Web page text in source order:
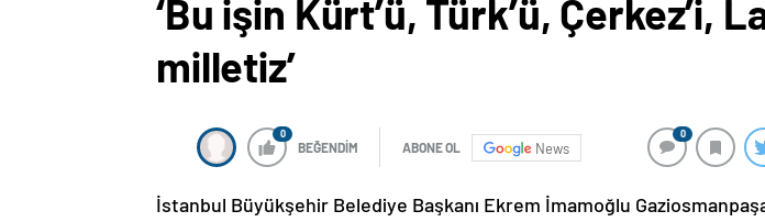
‘Bu işin Kürt’ü, Türk’ü, Çerkez’i,
milletiz’
0
BEĞENDİM ABONE OL News
0
İstanbul Büyükşehir Belediye Başkanı Ekrem İmamoğlu